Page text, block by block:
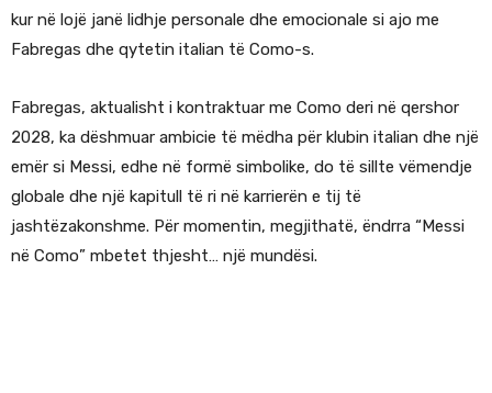
kur në lojë janë lidhje personale dhe emocionale si ajo me
Fabregas dhe qytetin italian të Como-s.
Fabregas, aktualisht i kontraktuar me Como deri në qershor
2028, ka dëshmuar ambicie të mëdha për klubin italian dhe një
emër si Messi, edhe në formë simbolike, do të sillte vëmendje
globale dhe një kapitull të ri në karrierën e tij të
jashtëzakonshme. Për momentin, megjithatë, ëndrra “Messi
në Como” mbetet thjesht… një mundësi.